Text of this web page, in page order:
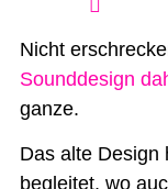
Nicht
Sounddesign
ganze.
Das alte Design
begleitet, wo